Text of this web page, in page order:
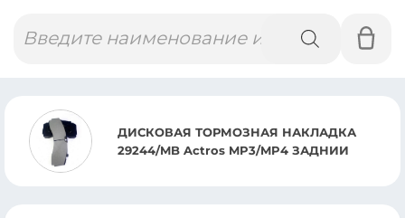
товаров
ДИСКОВАЯ ТОРМОЗНАЯ НАКЛАДКА
29244/MB Actros MP3/MP4 ЗАДНИИ